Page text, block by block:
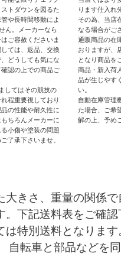
トダウンを図るた
や長時間移動によ
ん。メーカーなら
ご容赦くださいま
ては、返品、交換
どうしても気にな
認の上での商品ご
してはその競技の
程重要視しており
の性能や耐久性に
ちろんメーカーに
小傷や塗装の問題
了承下さいませ。
ります仕入れ
その為、当店
なる場合がご
通販商品の在
おりますが、
となり商品を
商品・新入荷
品が生じやす
い。
自動在庫管理
た場合、ご希
解の上、予め
大きさ、重量の関係
。下記送料表をご確
は特別送料となりま
自転車と部品などを